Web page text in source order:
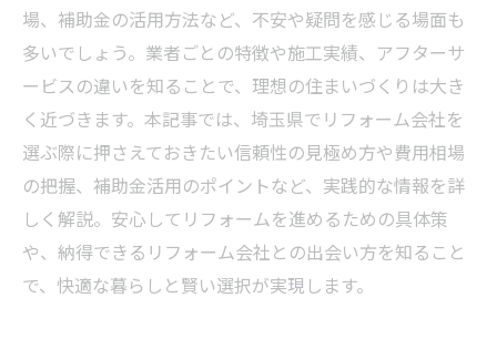
場、補助金の活用方法など、不安や疑問を感じる場面も
多いでしょう。業者ごとの特徴や施工実績、アフターサ
ービスの違いを知ることで、理想の住まいづくりは大き
く近づきます。本記事では、埼玉県でリフォーム会社を
選ぶ際に押さえておきたい信頼性の見極め方や費用相場
の把握、補助金活用のポイントなど、実践的な情報を詳
しく解説。安心してリフォームを進めるための具体策
や、納得できるリフォーム会社との出会い方を知ること
で、快適な暮らしと賢い選択が実現します。